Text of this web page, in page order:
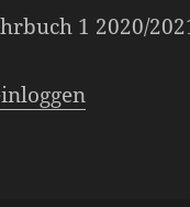
1 2020/